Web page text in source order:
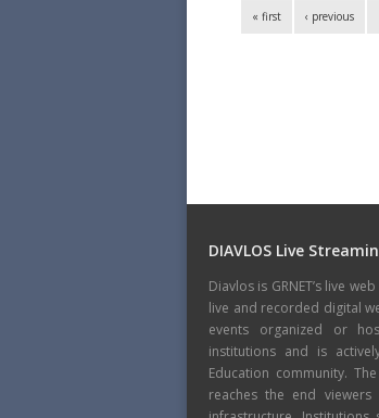
« first ‹ previous
DIAVLOS Live
Diavlos is GRNET’s live
live and recorded digital
events organized or
institutions and is
Education community.
reaches the end